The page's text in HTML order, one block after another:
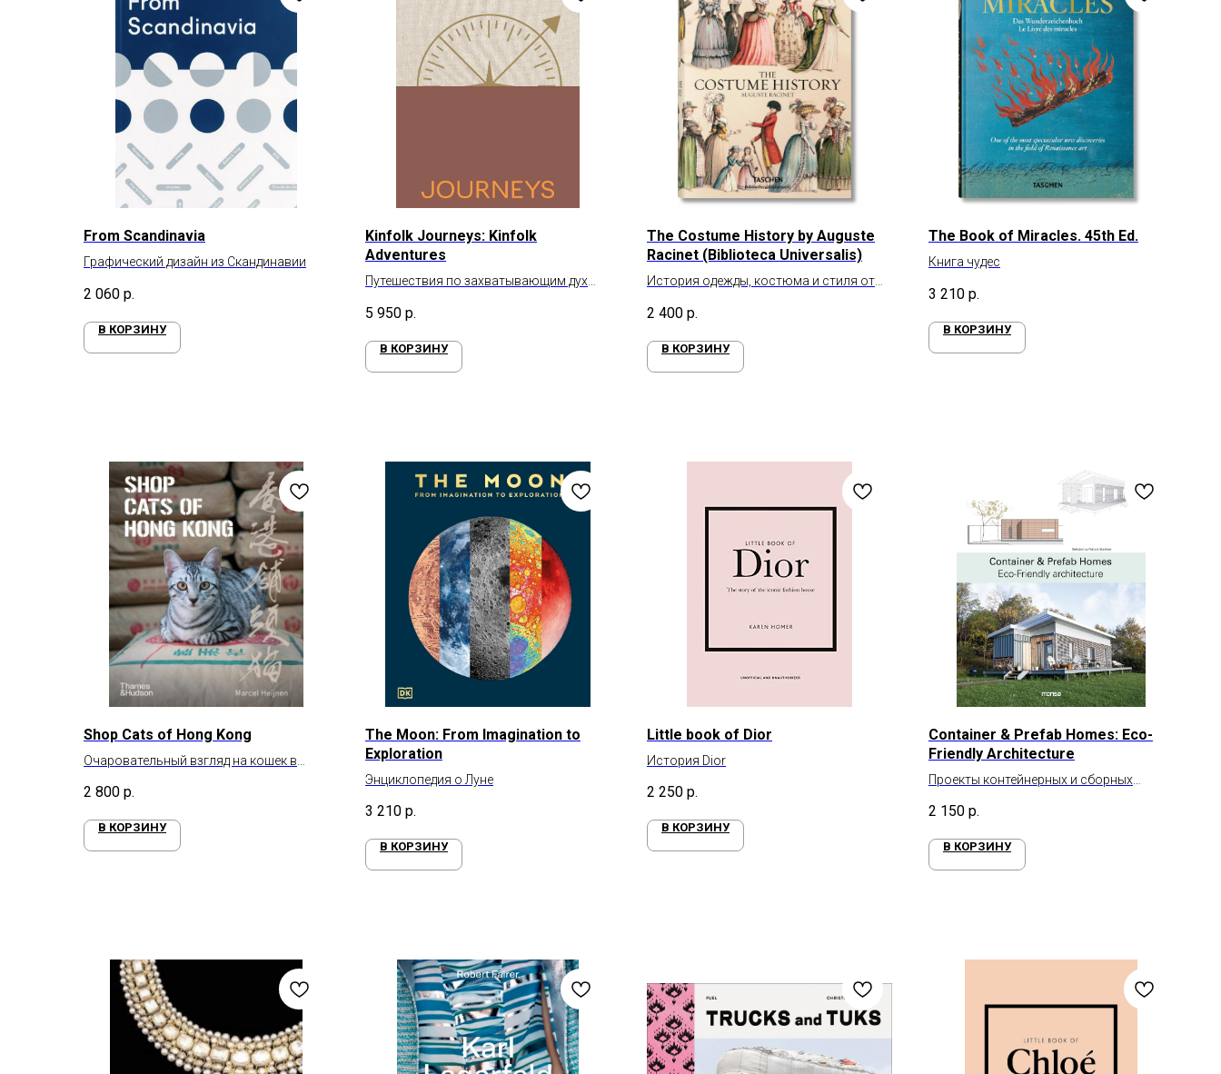
From Scandinavia
Графический дизайн из Скандинавии
2 060 р.
В КОРЗИНУ
Kinfolk Journeys: Kinfolk
Adventures
Путешествия по захватывающим дух
5 950 р.
В КОРЗИНУ
The Costume History by Auguste
Racinet (Biblioteca Universalis)
История одежды, костюма и стиля от
2 400 р.
В КОРЗИНУ
The Book of Miracles. 45th Ed.
Книга чудес
3 210 р.
В КОРЗИНУ
Shop Cats of Hong Kong
Очаровательный взгляд на кошек в
Гонконга (книга 1-ая)
2 800 р.
В КОРЗИНУ
The Moon: From Imagination to
Exploration
Энциклопедия о Луне
3 210 р.
В КОРЗИНУ
Little book of Dior
История Dior
2 250 р.
В КОРЗИНУ
Container & Prefab Homes: Eco-
Friendly Architecture
Проекты контейнерных и сборных
2 150 р.
В КОРЗИНУ